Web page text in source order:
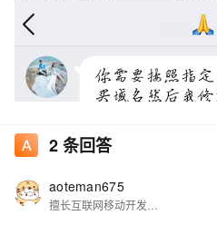
2条回答
aoteman675